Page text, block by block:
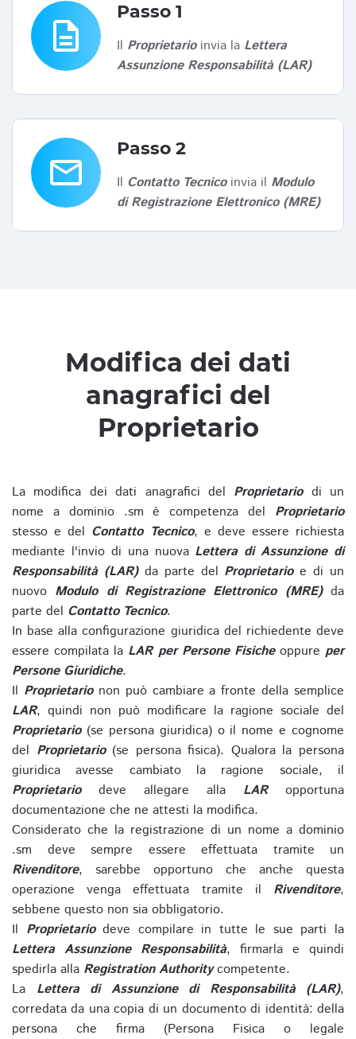
description
Passo 1
Il Proprietarioinvia la Lettera
Assunzione Responsabilità (LAR)
email
Passo 2
Il Contatto Tecnicoinvia il Modulo
di Registrazione Elettronico (MRE)
Modifica dei dati
anagrafici del
Proprietario
La modifica dei dati anagrafici del Proprietariodi un
nome a dominio .sm è competenza del Proprietario
stesso e del Contatto Tecnico, e deve essere richiesta
mediante l'invio di una nuova Lettera di Assunzione di
Responsabilità (LAR)da parte del Proprietarioe di un
nuovo Modulo di Registrazione Elettronico (MRE)da
parte del Contatto Tecnico.
In base alla configurazione giuridica del richiedente deve
essere compilata la LAR per Persone Fisicheoppure per
Persone Giuridiche.
Il Proprietarionon può cambiare a fronte della semplice
LAR, quindi non può modificare la ragione sociale del
Proprietario(se persona giuridica) o il nome e cognome
del Proprietario(se persona fisica). Qualora la persona
giuridica avesse cambiato la ragione sociale, il
Proprietariodeve allegare alla LARopportuna
documentazione che ne attesti la modifica.
Considerato che la registrazione di un nome a dominio
.sm deve sempre essere effettuata tramite un
Rivenditore, sarebbe opportuno che anche questa
operazione venga effettuata tramite il Rivenditore,
sebbene questo non sia obbligatorio.
Il Proprietariodeve compilare in tutte le sue parti la
Lettera Assunzione Responsabilità, firmarla e quindi
spedirla alla Registration Authoritycompetente.
La Lettera di Assunzione di Responsabilità (LAR),
corredata da una copia di un documento di identità: della
persona che firma (Persona Fisica o legale